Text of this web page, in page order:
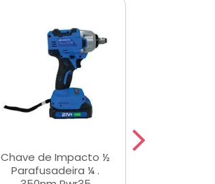
Chave de Impacto ½
Parafusadeira ¼ .